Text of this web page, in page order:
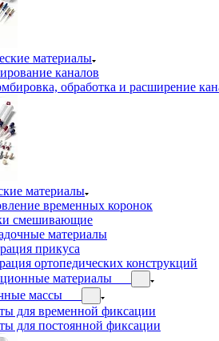
материалы
каналов
обработка и расширение
материалы
временных коронок
смешивающие
материалы
прикуса
ортопедических конструкций
материалы
массы
для временной фиксации
для постоянной фиксации